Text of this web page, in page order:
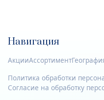
Навигация
АкцииАссортимент
Политика обработки
Согласие на обработку